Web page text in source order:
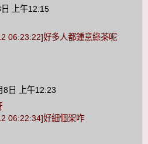
上午12:15
06:23:22]好多人都鍾意綠茶呢
8日 上午12:23
06:22:34]好細個架咋